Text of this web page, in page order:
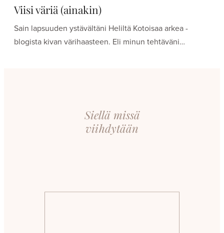
Viisi väriä (ainakin)
Sain lapsuuden ystävältäni Heliltä Kotoisaa arkea -
blogista kivan värihaasteen. Eli minun tehtäväni…
Siellä missä
viihdytään